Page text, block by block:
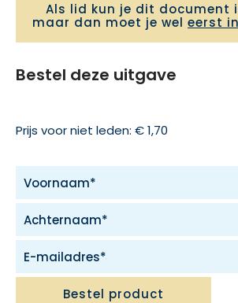
Als lid kun je dit document
maar dan moet je wel eerst
Bestel deze uitgave
Prijs voor niet leden: € 1,70
Bestel product